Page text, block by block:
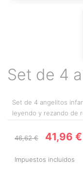
Set de 4
Set de 4 angelitos
leyendo y rezando de
46,62 € 41,96 €
Impuestos incluidos